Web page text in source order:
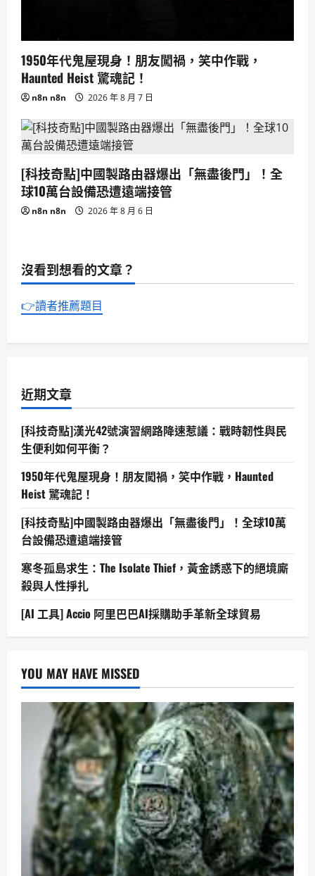
1950年代鬼屋現身！朋友闖禍，笑中作戰，
Haunted Heist 驚魂記！
n8n n8n 2026 年 8 月 7 日
[科技奇點]中國製路由器爆出「無盡後門」！全
球10萬台設備恐遭遠端接管
n8n n8n 2026 年 8 月 6 日
沒看到想看的文章？
👉讀者推薦題目
近期文章
[科技奇點]漢光42號演習網路降速惹議：戰時韌性與民
生便利如何平衡？
1950年代鬼屋現身！朋友闖禍，笑中作戰，Haunted
Heist 驚魂記！
[科技奇點]中國製路由器爆出「無盡後門」！全球10萬
台設備恐遭遠端接管
寒冬孤島求生：The Isolate Thief，黃金誘惑下的絕境廝
殺與人性掙扎
[AI 工具] Accio 阿里巴巴AI採購助手革新全球貿易
YOU MAY HAVE MISSED